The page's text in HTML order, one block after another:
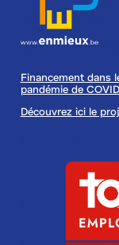
Financement dans
pandémie de
Découvrez ici le